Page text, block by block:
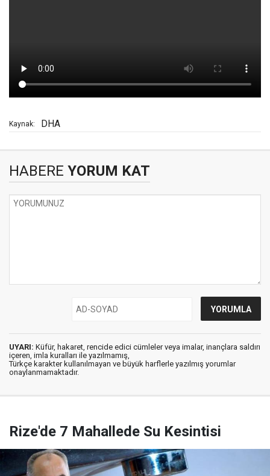
Kaynak: DHA
HABERE YORUM KAT
UYARI: Küfür, hakaret, rencide edici cümleler veya imalar, inançlara saldırı
içeren, imla kuralları ile yazılmamış,
Türkçe karakter kullanılmayan ve büyük harflerle yazılmış yorumlar
onaylanmamaktadır.
Rize'de 7 Mahallede Su Kesintisi